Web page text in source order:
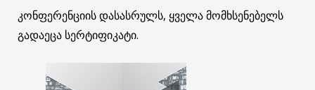
კონფერენციის დასასრულს, ყველა მომხსენებელს
გადაეცა სერტიფიკატი.